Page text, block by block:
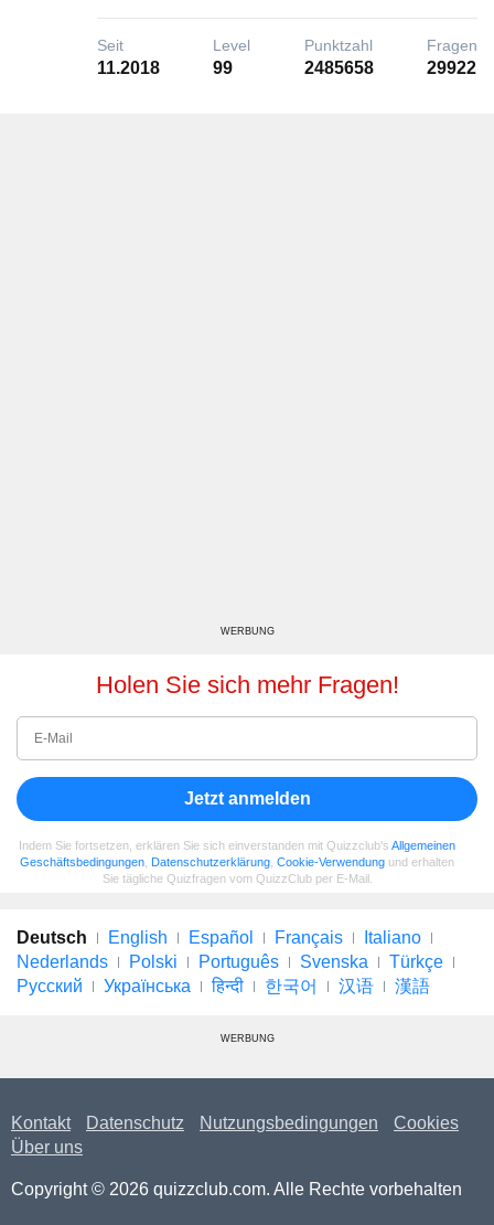
Seit
11.2018
Level
99
Punktzahl
2485658
Fragen
29922
WERBUNG
Holen Sie sich mehr Fragen!
Jetzt anmelden
Indem Sie fortsetzen, erklären Sie sich einverstanden mit Quizzclub's Allgemeinen
Geschäftsbedingungen Datenschutzerklärung Cookie-Verwendung und erhalten
Sie tägliche Quizfragen vom QuizzClub per E-Mail.
Deutsch English Español Français
Italiano
Nederlands
Polski Português Svenska
Türkçe
Русский
Українська हिन्दी 한국어 汉语 漢語
WERBUNG
Kontakt Datenschutz Nutzungsbedingungen
Cookies
Über uns
Copyright © 2026 quizzclub.com. Alle Rechte vorbehalten